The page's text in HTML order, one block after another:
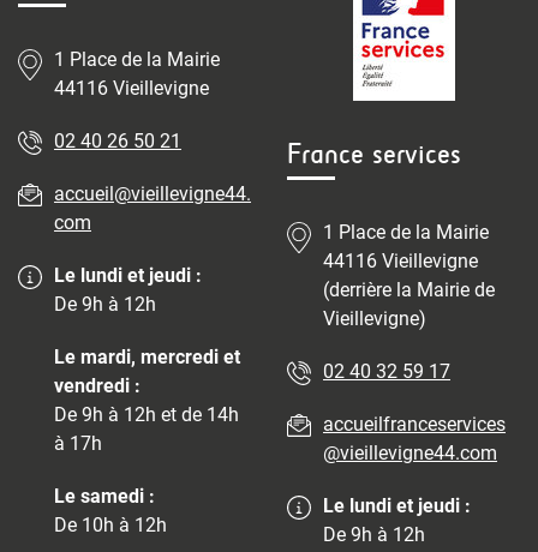
1 Place de la Mairie
44116 Vieillevigne
02 40 26 50 21
accueil@vieillevigne44.
com
Le lundi et jeudi :
De 9h à 12h
Le mardi, mercredi et
vendredi :
De 9h à 12h et de 14h
à 17h
Le samedi :
De 10h à 12h
France services
1 Place de la Mairie
44116 Vieillevigne
(derrière la Mairie de
Vieillevigne)
02 40 32 59 17
accueilfranceservices
@vieillevigne44.com
Le lundi et jeudi :
De 9h à 12h